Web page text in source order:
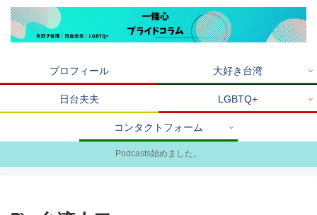
プロフィール 大好き台湾
日台夫夫 LGBTQ+
コンタクトフォーム
Podcasts始めました。